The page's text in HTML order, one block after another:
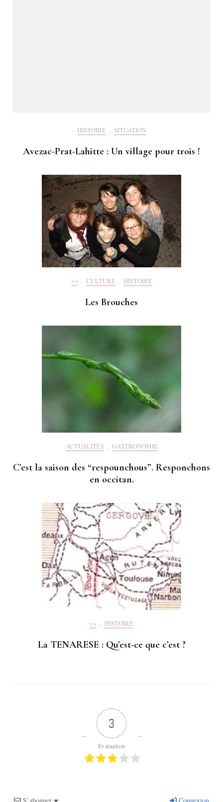
HISTOIRE , SITUATION
Avezac-Prat-Lahitte : Un village pour trois !
>> , CULTURE , HISTOIRE
Les Brouches
ACTUALITÉS , GASTRONOMIE
C’est la saison des “respounchous”. Responchons
en occitan.
>> , HISTOIRE
La TENARESE : Qu’est-ce que c’est ?
3
Évaluation